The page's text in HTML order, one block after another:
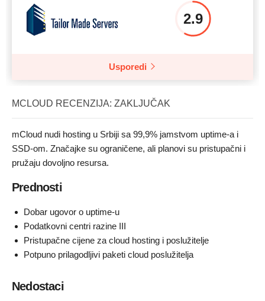
2.9
Usporedi
MCLOUD RECENZIJA: ZAKLJUČAK
mCloud nudi hosting u Srbiji sa 99,9% jamstvom uptime-a i
SSD-om. Značajke su ograničene, ali planovi su pristupačni i
pružaju dovoljno resursa.
Prednosti
Dobar ugovor o uptime-u
Podatkovni centri razine III
Pristupačne cijene za cloud hosting i poslužitelje
Potpuno prilagodljivi paketi cloud poslužitelja
Nedostaci